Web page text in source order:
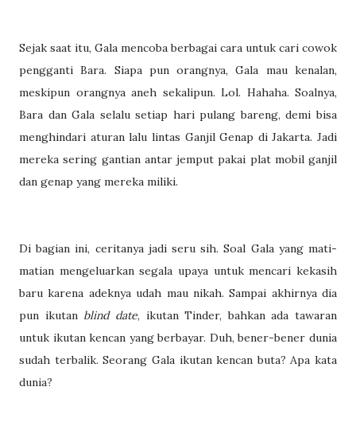
Sejak saat itu, Gala mencoba berbagai cara untuk cari cowok
pengganti Bara. Siapa pun orangnya, Gala mau kenalan,
meskipun orangnya aneh sekalipun. Lol. Hahaha. Soalnya,
Bara dan Gala selalu setiap hari pulang bareng, demi bisa
menghindari aturan lalu lintas Ganjil Genap di Jakarta. Jadi
mereka sering gantian antar jemput pakai plat mobil ganjil
dan genap yang mereka miliki.
Di bagian ini, ceritanya jadi seru sih. Soal Gala yang mati-
matian mengeluarkan segala upaya untuk mencari kekasih
baru karena adeknya udah mau nikah. Sampai akhirnya dia
pun ikutan blind date, ikutan Tinder, bahkan ada tawaran
untuk ikutan kencan yang berbayar. Duh, bener-bener dunia
sudah terbalik. Seorang Gala ikutan kencan buta? Apa kata
dunia?